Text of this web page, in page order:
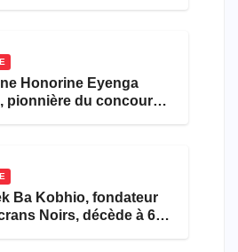
Honorine Eyenga
pionnière du concours
Ba Kobhio, fondateur
Noirs, décède à 69